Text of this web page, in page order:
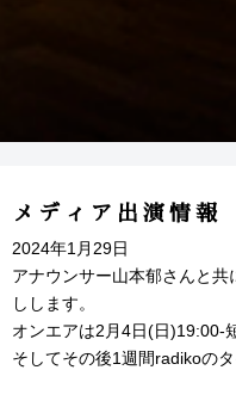
メディア出演情報
2024年1月29日
アナウンサー山本郁さんと
しします。
オンエアは2月4日(日)19:00-
そしてその後1週間radikoの